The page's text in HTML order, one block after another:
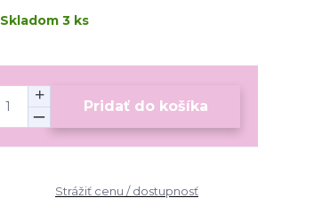
Skladom 3 ks
Pridať do košíka
Strážiť cenu / dostupnosť